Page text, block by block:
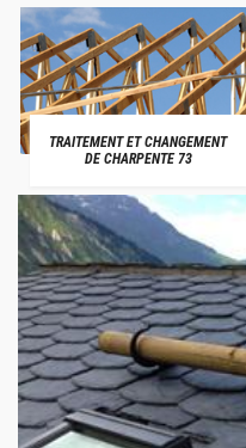
TRAITEMENT ET CHANGEMENT
DE CHARPENTE 73